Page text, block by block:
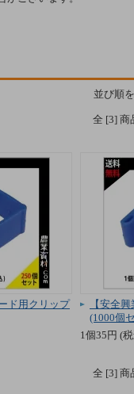
並び順
全 [3] 商
ド用クリップ
【安全
(1000個
1個35円 (
全 [3] 商